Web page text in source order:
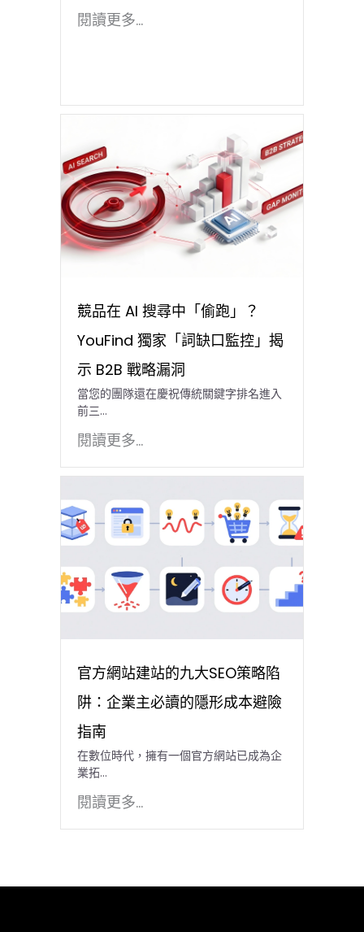
閱讀更多...
競品在 AI 搜尋中「偷跑」？
YouFind 獨家「詞缺口監控」揭
示 B2B 戰略漏洞
當您的團隊還在慶祝傳統關鍵字排名進入
前三…
閱讀更多...
官方網站建站的九大SEO策略陷
阱：企業主必讀的隱形成本避險
指南
在數位時代，擁有一個官方網站已成為企
業拓…
閱讀更多...